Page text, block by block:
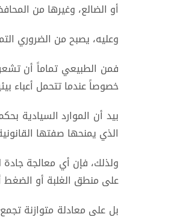
أو الضالع، وغيرها من
وعليه، يصبح من الضروري
فمن الطبيعي تماماً أن تشعر
خصوصاً عندما تتحمل أعباء
بيد أن الموارد السيادية
الذي يمنحها صفتها
ولذلك، فإن أي معالجة
على منطق الغلبة أو الضغط
بل على معادلة متوازنة